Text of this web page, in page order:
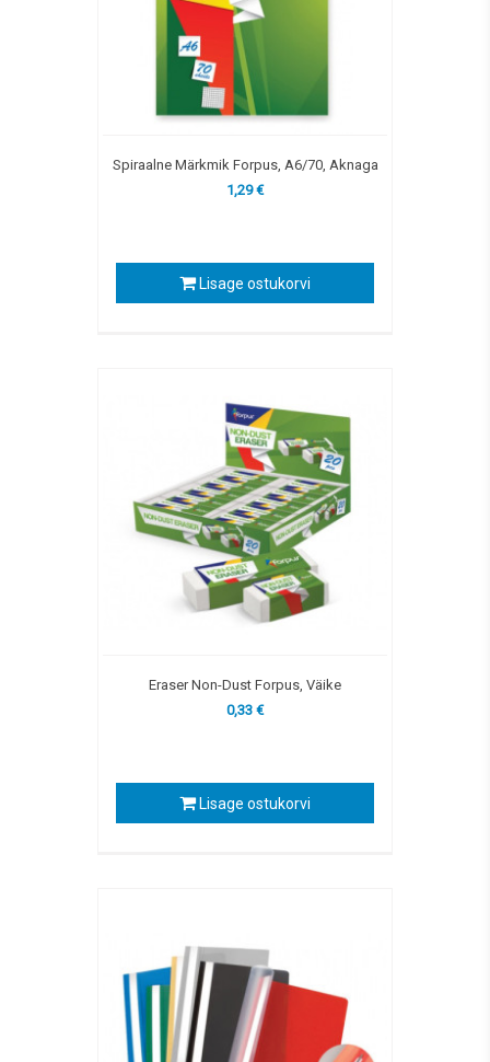
Spiraalne Märkmik Forpus, A6/70, Aknaga
1,29 €
Lisage ostukorvi
Eraser Non-Dust Forpus, Väike
0,33 €
Lisage ostukorvi